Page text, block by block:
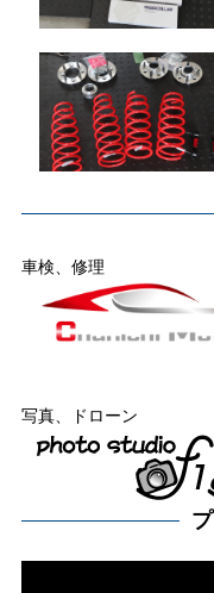
車検、修理
写真、ドローン